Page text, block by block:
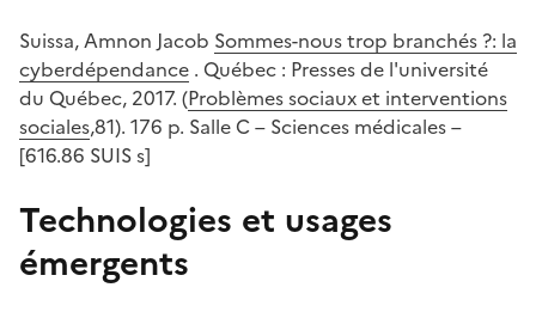
Suissa, Amnon Jacob Sommes-nous trop branchés ?: la
cyberdépendance . Québec : Presses de l'université
du Québec, 2017. (Problèmes sociaux et interventions
sociales,81). 176 p. Salle C – Sciences médicales –
[616.86 SUIS s]
Technologies et usages
émergents